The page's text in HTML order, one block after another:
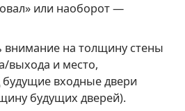
или наоборот —
на толщину стены
выхода и место,
будущие входные двери
будущих дверей).